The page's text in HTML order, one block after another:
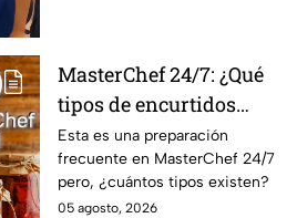
MasterChef 24/7: ¿Qué
tipos de encurtidos
hay?
Esta es una preparación
frecuente en MasterChef 24/7
pero, ¿cuántos tipos existen?
05 agosto, 2026